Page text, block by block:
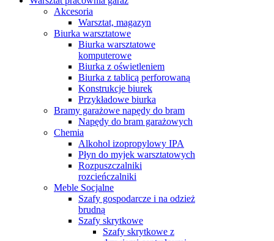
Akcesoria
Warsztat, magazyn
Biurka warsztatowe
Biurka warsztatowe
komputerowe
Biurka z oświetleniem
Biurka z tablicą perforowaną
Konstrukcje biurek
Przykładowe biurka
Bramy garażowe napędy do bram
Napędy do bram garażowych
Chemia
Alkohol izopropylowy IPA
Płyn do myjek warsztatowych
Rozpuszczalniki
rozcieńczalniki
Meble Socjalne
Szafy gospodarcze i na odzież
brudną
Szafy skrytkowe
Szafy skrytkowe z